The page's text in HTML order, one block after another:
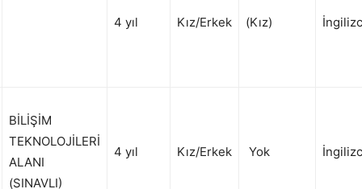
4 yıl Kız/Erkek (Kız)
BİLİŞİM
TEKNOLOJİLERİ
ALANI
(SINAVLI)
4 yıl Kız/Erkek Yok